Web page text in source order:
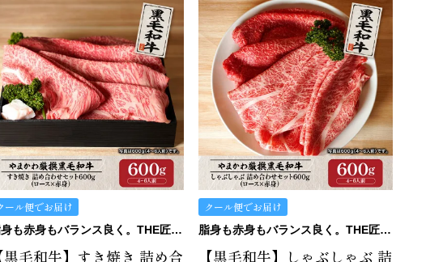
ール便でお届け
脂身も赤身もバランス良く。THE匠のすき焼きセット。
黒毛和牛】すき焼き 詰め合
クール便でお届け
脂身も赤身もバランス良く。THE匠のしゃぶしゃぶセット。
【黒毛和牛】しゃぶしゃぶ 詰